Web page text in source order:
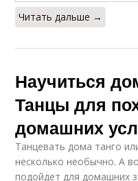
Читать дальше →
Научиться
Танцы для
домашних
Танцевать дома танго
несколько необычно. А
подойдет для домашних